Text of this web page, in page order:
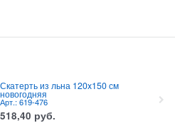
Скатерть из льна 120x150 см
новогодняя
Арт.: 619-476
518,40 руб.